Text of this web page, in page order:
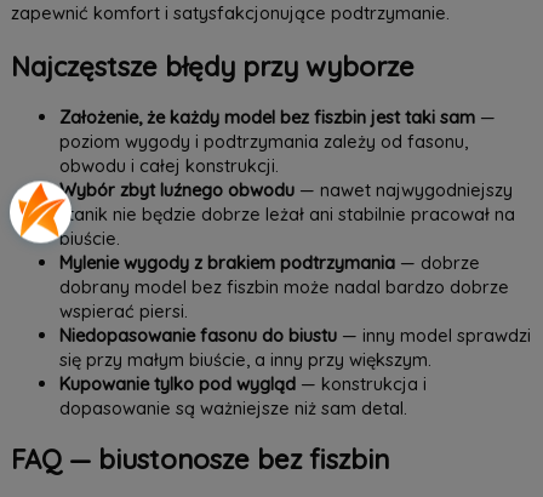
zapewnić komfort i satysfakcjonujące podtrzymanie.
Najczęstsze błędy przy wyborze
Założenie, że każdy model bez fiszbin jest taki sam—
poziom wygody i podtrzymania zależy od fasonu,
obwodu i całej konstrukcji.
Wybór zbyt luźnego obwodu— nawet najwygodniejszy
stanik nie będzie dobrze leżał ani stabilnie pracował na
biuście.
Mylenie wygody z brakiem podtrzymania— dobrze
dobrany model bez fiszbin może nadal bardzo dobrze
wspierać piersi.
Niedopasowanie fasonu do biustu— inny model sprawdzi
się przy małym biuście, a inny przy większym.
Kupowanie tylko pod wygląd— konstrukcja i
dopasowanie są ważniejsze niż sam detal.
FAQ — biustonosze bez fiszbin